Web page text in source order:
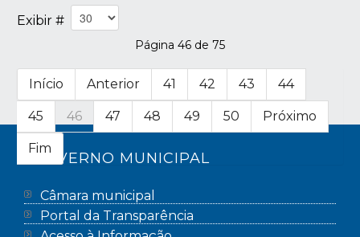
Exibir #
Página 46 de 75
Início Anterior 41 42 43 44
45 46 47 48 49 50 Próximo
Fim
GOVERNO MUNICIPAL
Câmara municipal
Portal da Transparência